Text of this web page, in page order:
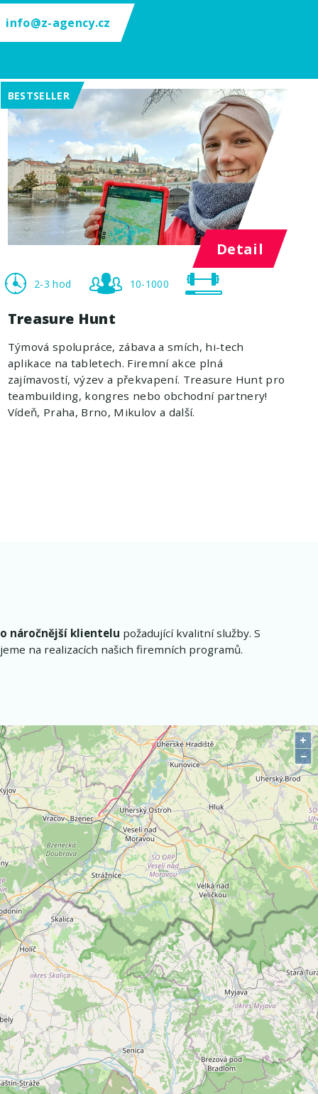
info@z-agency.cz
BESTSELLER
Detail
2-3 hod 10-1000
Treasure Hunt
Týmová spolupráce, zábava a smích, hi-tech
aplikace na tabletech. Firemní akce plná
zajímavostí, výzev a překvapení. Treasure Hunt pro
teambuilding, kongres nebo obchodní partnery!
Vídeň, Praha, Brno, Mikulov a další.
náročnější klientelu požadující kvalitní služby. S
na realizacích našich firemních programů.
+
−